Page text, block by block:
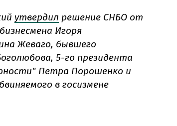
утвердил решение СНБО от
Игоря
Жеваго, бывшего
5-го президента
Петра Порошенко и
в госизмене